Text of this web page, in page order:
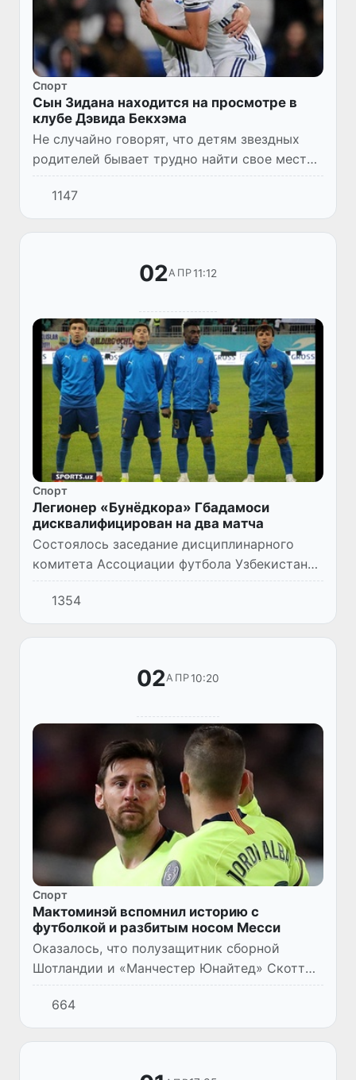
Спорт
Сын Зидана находится на просмотре в
клубе Дэвида Бекхэма
Не случайно говорят, что детям звездных
родителей бывает трудно найти свое место
в жизни. В истории с сыном Зинедина
Зидана этот тезис находит свое
подтверждение.
1147
02АПР11:12
Спорт
Легионер «Бунёдкора» Гбадамоси
дисквалифицирован на два матча
Состоялось заседание дисциплинарного
комитета Ассоциации футбола Узбекистана.
Пресс-служба АФУ распространила
сообщение об этом и о принятых на
заседании решениях.
1354
02АПР10:20
Спорт
Мактоминэй вспомнил историю с
футболкой и разбитым носом Месси
Оказалось, что полузащитник сборной
Шотландии и «Манчестер Юнайтед» Скотт
Мактоминэй является поклонником Лионеля
Месси. Он рассказал забавную историю о
том, как просил у него футб...
664